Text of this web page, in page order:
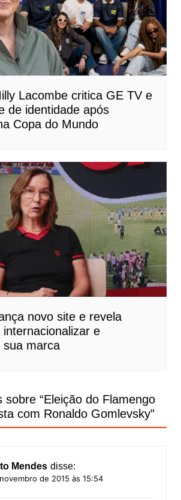
Lacombe critica GE TV e
de identidade após
Copa do Mundo
novo site e revela
e
sua marca
sobre “Eleição do Flamengo
com Ronaldo Gomlevsky”
Mendes disse:
de 2015 às 15:54